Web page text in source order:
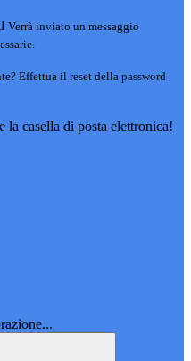
Verrà inviato un messaggio
Effettua il reset della password
casella di posta elettronica!